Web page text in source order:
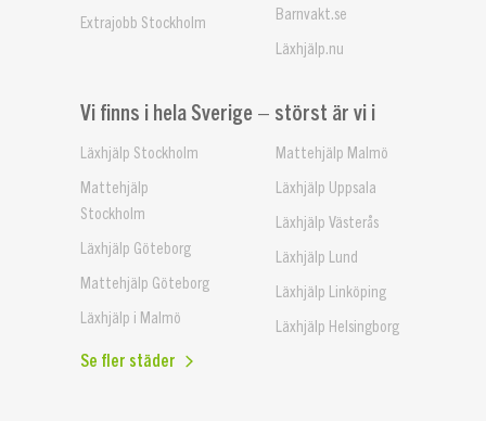
Extrajobb Stockholm
Barnvakt.se
Läxhjälp.nu
Vi finns i hela Sverige – störst är vi i
Läxhjälp Stockholm
Mattehjälp
Stockholm
Läxhjälp Göteborg
Mattehjälp Göteborg
Läxhjälp i Malmö
Mattehjälp Malmö
Läxhjälp Uppsala
Läxhjälp Västerås
Läxhjälp Lund
Läxhjälp Linköping
Läxhjälp Helsingborg
Se fler städer